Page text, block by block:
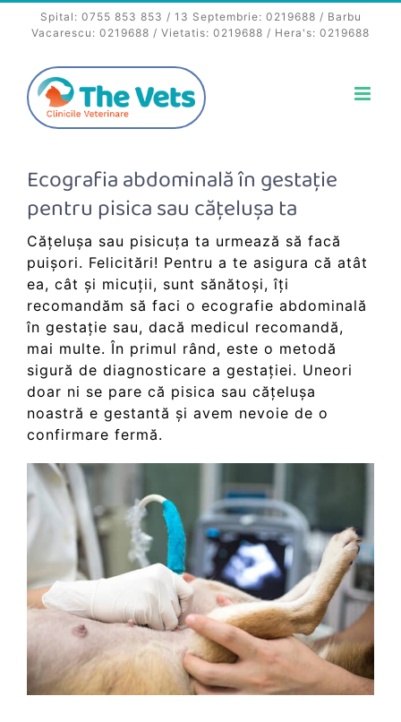
Spital: 0755 853 853 / 13 Septembrie: 0219688 / Barbu
Vacarescu: 0219688 / Vietatis: 0219688 / Hera's: 0219688
Ecografia abdominală în gestație
pentru pisica sau cățelușa ta
Cățelușa sau pisicuța ta urmează să facă
puișori. Felicitări! Pentru a te asigura că atât
ea, cât și micuții, sunt sănătoși, îți
recomandăm să faci o ecografie abdominală
în gestație sau, dacă medicul recomandă,
mai multe. În primul rând, este o metodă
sigură de diagnosticare a gestației. Uneori
doar ni se pare că pisica sau cățelușa
noastră e gestantă și avem nevoie de o
confirmare fermă.